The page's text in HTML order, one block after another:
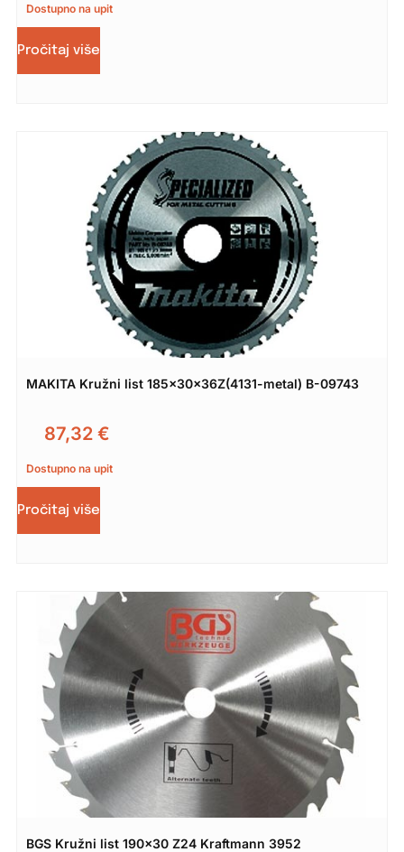
Dostupno na upit
Pročitaj više
MAKITA Kružni list 185x30x36Z(4131-metal) B-09743
87,32 €
Dostupno na upit
Pročitaj više
BGS Kružni list 190×30 Z24 Kraftmann 3952